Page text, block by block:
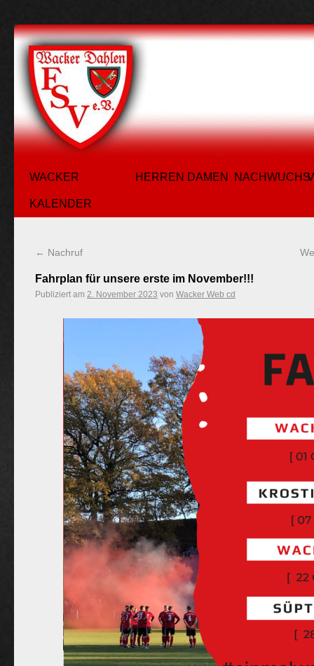
WACKER
KALENDER
HERREN DAMEN NACHWUCHS
← Nachruf
Fahrplan für unsere erste im November!!!
Publiziert am 2. November 2023 von Wacker Web cd